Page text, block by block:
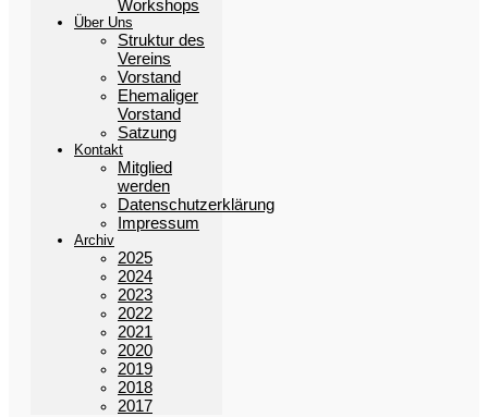
Workshops
Über Uns
Struktur des
Vereins
Vorstand
Ehemaliger
Vorstand
Satzung
Kontakt
Mitglied
werden
Datenschutzerklärung
Impressum
Archiv
2025
2024
2023
2022
2021
2020
2019
2018
2017